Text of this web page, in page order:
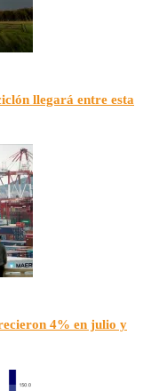
llegará entre esta
4% en julio y